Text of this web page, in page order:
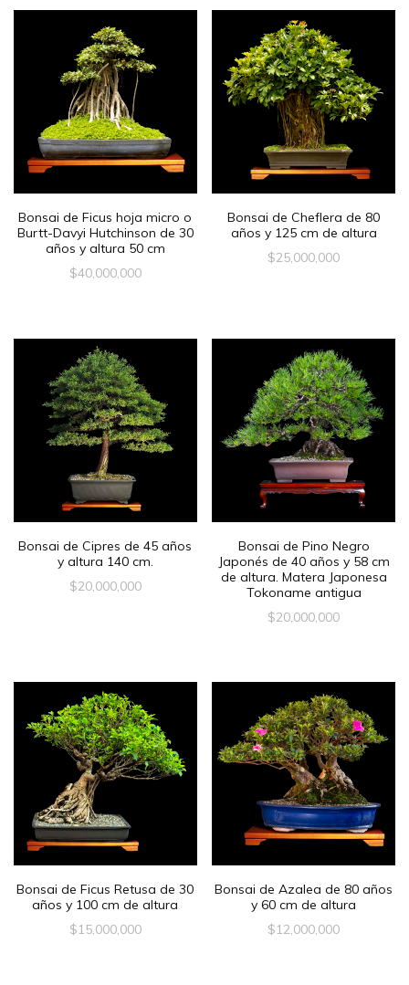
Bonsai de Ficus hoja micro o
Burtt-Davyi Hutchinson de 30
años y altura 50 cm
$40,000,000
Bonsai de Cheflera de 80
años y 125 cm de altura
$25,000,000
Bonsai de Cipres de 45 años
y altura 140 cm.
$20,000,000
Bonsai de Pino Negro
Japonés de 40 años y 58 cm
de altura. Matera Japonesa
Tokoname antigua
$20,000,000
Bonsai de Ficus Retusa de 30
años y 100 cm de altura
$15,000,000
Bonsai de Azalea de 80 años
y 60 cm de altura
$12,000,000